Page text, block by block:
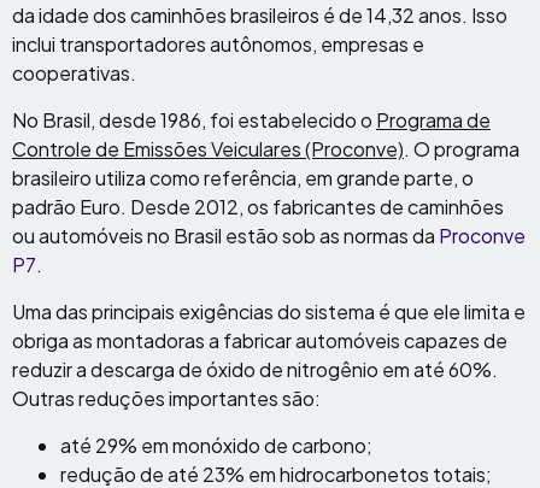
da idade dos caminhões brasileiros é de 14,32 anos. Isso
inclui transportadores autônomos, empresas e
cooperativas.
No Brasil, desde 1986, foi estabelecido o Programa de
Controle de Emissões Veiculares (Proconve). O programa
brasileiro utiliza como referência, em grande parte, o
padrão Euro. Desde 2012, os fabricantes de caminhões
ou automóveis no Brasil estão sob as normas da Proconve
P7.
Uma das principais exigências do sistema é que ele limita e
obriga as montadoras a fabricar automóveis capazes de
reduzir a descarga de óxido de nitrogênio em até 60%.
Outras reduções importantes são:
até 29% em monóxido de carbono;
redução de até 23% em hidrocarbonetos totais;